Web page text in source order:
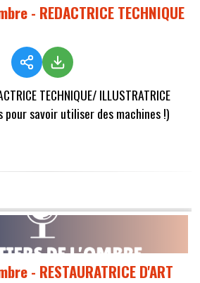
- REDACTRICE TECHNIQUE
TECHNIQUE/ ILLUSTRATRICE
pour savoir utiliser des machines !)
- RESTAURATRICE D'ART